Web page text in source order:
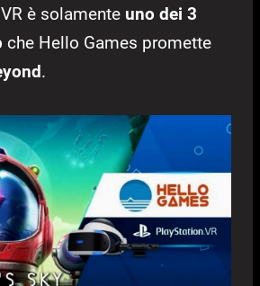
è solamente uno dei 3
che Hello Games promette
.